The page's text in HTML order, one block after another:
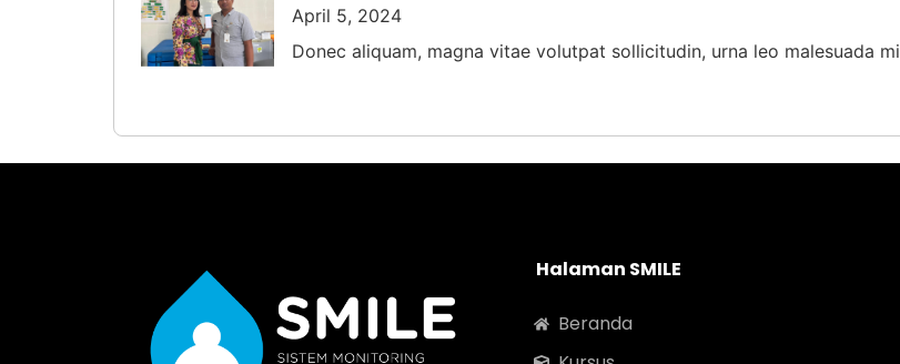
April 5, 2024
Donec aliquam, magna vitae volutpat sollicitudin, urna leo malesuada mi
Halaman SMILE
Beranda